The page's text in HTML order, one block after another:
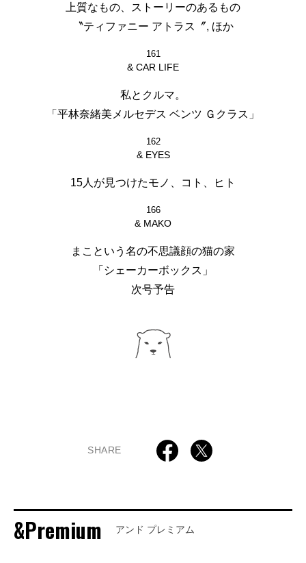
上質なもの、ストーリーのあるもの
〝ティファニー アトラス〞, ほか
161
& CAR LIFE
私とクルマ。
「平林奈緒美メルセデス ベンツ Ｇクラス」
162
& EYES
15人が見つけたモノ、コト、ヒト
166
& MAKO
まこという名の不思議顔の猫の家
「シェーカーボックス」
次号予告
SHARE
&Premium アンド プレミアム